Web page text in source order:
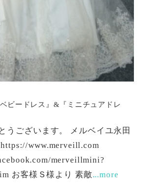
ビードレス』&『ミニチュアドレ
うございます。 メルベイユ永田
www.merveill.com
merveillmini?
お客様Ｓ様より 素敵...more